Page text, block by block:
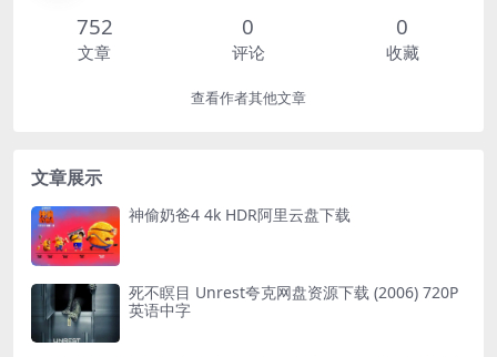
752
文章
0
评论
0
收藏
查看作者其他文章
文章展示
神偷奶爸4 4k HDR阿里云盘下载
死不瞑目 Unrest夸克网盘资源下载 (2006) 720P
英语中字